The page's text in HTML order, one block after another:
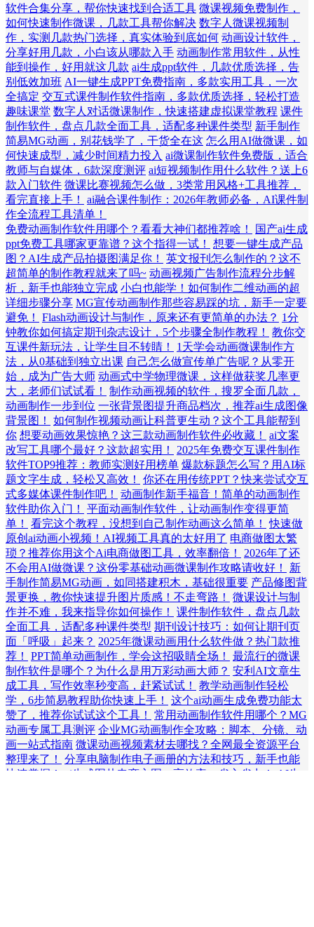
软件合集分享，帮你快速找到合适工具 微课视频免费制作，
如何快速制作微课，几款工具帮你解决 数字人微课视频制
作，实测几款热门选择，真实体验到底如何 动画设计软件，
分享好用几款，小白该从哪款入手 动画制作常用软件，从性
能到操作，好用就这几款 ai生成ppt软件，几款优质选择，告
别低效加班 AI一键生成PPT免费指南，多款实用工具，一次
全搞定 交互式课件制作软件指南，多款优质选择，轻松打造
趣味课堂 数字人对话微课制作，快速搭建虚拟课堂教程 课件
制作软件，盘点几款全面工具，适配多种课件类型 新手制作
简易MG动画，别花钱学了，干货全在这 怎么用AI做微课，如
何快速成型，减少时间精力投入 ai微课制作软件免费版，适合
教师与自媒体，6款深度测评 ai短视频制作用什么软件？送上6
款入门软件 微课比赛视频怎么做，3类常用风格+工具推荐，
看完直接上手！
ai融合课件制作：2026年教师必备，AI课件制
作全流程工具清单！
免费动画制作软件用哪个？看看大神们都推荐啥！
国产ai生成
ppt免费工具哪家更靠谱？这个指得一试！
想要一键生成产品
图？AI生成产品拍摄图满足你！
英文报刊怎么制作的？这不
超简单的制作教程就来了吗~ 动画视频广告制作流程分步解
析，新手也能独立完成 小白也能学！如何制作二维动画的超
详细步骤分享 MG宣传动画制作那些容易踩的坑，新手一定要
避免！
Flash动画设计与制作，原来还有更简单的办法？ 1分
钟教你如何搞定期刊杂志设计，5个步骤全制作教程！
教你交
互课件新玩法，让学生目不转睛！
1天学会动画微课制作方
法，从0基础到独立出课 自己怎么做宣传单广告呢？从零开
始，成为广告大师 动画式中学物理微课，这样做获奖几率更
大，老师们试试看！
制作动画视频的软件，搜罗全面几款，
动画制作一步到位 一张背景图提升商品档次，推荐ai生成图像
背景图！
如何制作视频动画让科普更生动？这个工具能帮到
你 想要动画效果惊艳？这三款动画制作软件必收藏！
ai文案
改写工具哪个最好？这款超实用！
2025年免费交互课件制作
软件TOP9推荐：教师实测好用榜单 爆款标题怎么写？用AI标
题文字生成，轻松又高效！
你还在用传统PPT？快来尝试交互
式多媒体课件制作吧！
动画制作新手福音！简单的动画制作
软件助你入门！
平面动画制作软件，让动画制作变得更简
单！
看完这个教程，没想到自己制作动画这么简单！
快速做
原创ai动画小视频！AI视频工具真的太好用了 电商做图太繁
琐？推荐你用这个Ai电商做图工具，效率翻倍！
2026年了还
不会用AI做微课？这份零基础动画微课制作攻略请收好！
新
手制作简易MG动画，如同搭建积木，基础很重要 产品修图背
景更换，教你快速提升图片质感！不走弯路！
微课设计与制
作并不难，我来指导你如何操作！
课件制作软件，盘点几款
全面工具，适配多种课件类型 期刊设计技巧：如何让期刊页
面「呼吸」起来？ 2025年微课动画用什么软件做？热门款推
荐！
PPT简单动画制作，学会这招吸睛全场！
最流行的微课
制作软件是哪个？为什么是用万彩动画大师？ 安利AI文章生
成工具，写作效率秒变高，赶紧试试！
教学动画制作轻松
学，6步简易教程助你快速上手！
这个ai动画生成免费功能太
赞了，推荐你试试这个工具！
常用动画制作软件用哪个？MG
动画专属工具测评 企业MG动画制作全攻略：脚本、分镜、动
画一站式指南 微课动画视频素材去哪找？全网最全资源平台
整理来了！
分享电脑制作电子画册的方法和技巧，新手也能
快速掌握！
ai生成图片电商主图，高效率，省心省力！
AI生